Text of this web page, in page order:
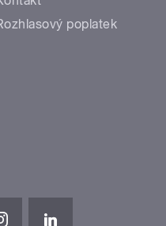
poplatek